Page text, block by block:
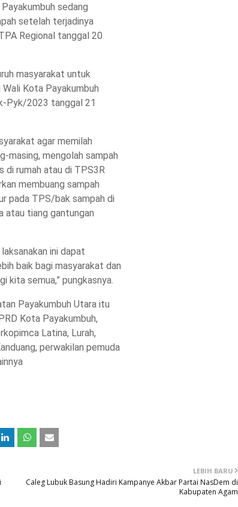
sedang
setelah terjadinya
Regional tanggal 20
masyarakat untuk
Kota Payakumbuh
Pyk/2023 tanggal 21
agar memilah
masing, mengolah sampah
di rumah atau di TPS3R
membuang sampah
pada TPS/bak sampah di
atau tiang gantungan
ini dapat
baik bagi masyarakat dan
kita semua,” pungkasnya.
Payakumbuh Utara itu
Kota Payakumbuh,
Latina, Lurah,
perwakilan pemuda
LEBIH BARU
Caleg Lubuk Basung Hadiri Kampanye Akbar Partai NasDem di
Kabupaten Agam